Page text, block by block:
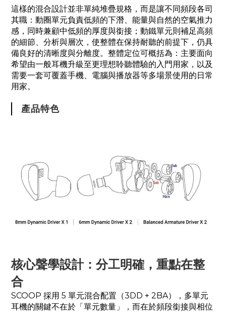
這樣的混合設計並非單純堆疊規格，而是讓不同頻段各司
其職：動圈單元負責低頻的下潛、能量與自然的空氣推力
感，同時兼顧中低頻的厚度與銜接；動鐵單元則補足高頻
的細節、分析與層次，使整體在保持耐聽的前提下，仍具
備良好的清晰度與分離度。整體定位可概括為：主要面向
希望由一般耳機升級至更理想聆聽體驗的入門用家，以及
需要一套可覆蓋手機、電腦與播放器等多場景使用的日常
用家。
產品特色
核心聲學設計：分工明確，重點在整
合
SCOOP 採用 5 單元混合配置（3DD + 2BA），多單元
耳機的關鍵不在於「單元數量」，而在於頻段銜接與相位